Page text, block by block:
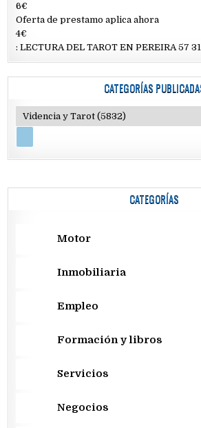
6€
Oferta de prestamo aplica ahora
4€
: LECTURA DEL TAROT EN PEREIRA 57
CATEGORÍAS
CATEGORÍAS
Motor
Inmobiliaria
Empleo
Formación y libros
Servicios
Negocios